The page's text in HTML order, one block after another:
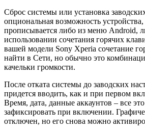
Сброс системы или установка
опциональная возможность устройства,
прописывается либо из меню Android,
использовании сочетания горячих
вашей модели Sony Xperia сочетание
найти в Сети, но обычно это
качельки громкости.
После отката системы до заводских
придется вводить, как и при первом
Время, дата, данные аккаунтов – все
зафиксировать при включении.
отключен, но его снова можно